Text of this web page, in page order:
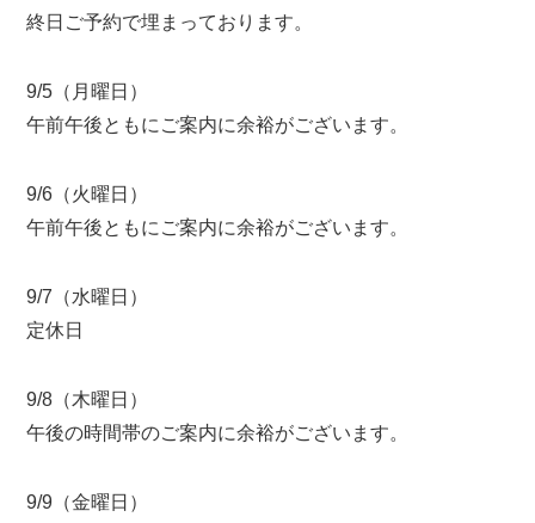
終日ご予約で埋まっております。
9/5（月曜日）
午前午後ともにご案内に余裕がございます。
9/6（火曜日）
午前午後ともにご案内に余裕がございます。
9/7（水曜日）
定休日
9/8（木曜日）
午後の時間帯のご案内に余裕がございます。
9/9（金曜日）